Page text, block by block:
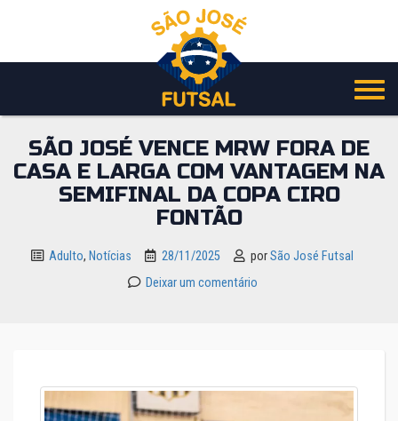
o
SÃO JOSÉ VENCE MRW FORA DE
CASA E LARGA COM VANTAGEM NA
SEMIFINAL DA COPA CIRO
FONTÃO
Adulto, Notícias 28/11/2025 porSão José Futsal
Deixar um comentário